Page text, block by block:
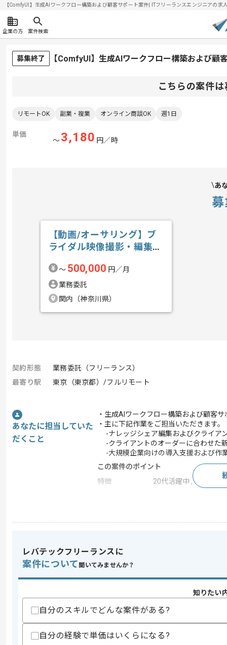
【ComfyUI】生成AIワークフロー構築および顧客サポート案件| ITフリーランスエンジニアの
企業の方 案件検索
募集終了 【ComfyUI】生成AIワークフロー構築および顧
こちらの案件
リモートOK 副業・複業 オンライン商談OK 週1日
単価
〜3,180 円／時
あ
【動画/オーサリング】ブ
ライダル映像撮影・編集の
〜 500,000 円／月
業務委託
関内（神奈川県）
契約形態
業務委託（フリーランス）
最寄り駅
東京（東京都）/フルリモート
あなたに担当していた
だくこと
・生成AIワークフロー構築および顧客
・主に下記作業をご担当いただきます。
-ナレッジシェア編集およびクライア
-クライアントのオーダーに合わせた
-大規模企業向けの導入支援および作
この案件のポイント
特徴
20代活躍中 , 30代活躍
求めるスキル
上記に似た経験やスキルをお持ちであれば申
レバテックフリーランスに
案件について 聞いてみませんか？
知りたい
自分のスキルでどんな案件がある?
自分の経験で単価はいくらになる?